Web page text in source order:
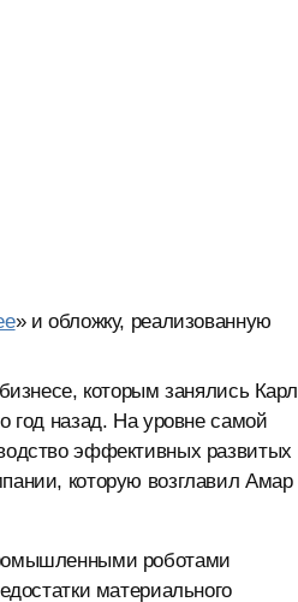
» и обложку, реализованную
которым занялись Карл
год назад. На уровне самой
эффективных развитых
которую возглавил Амар
роботами
материального